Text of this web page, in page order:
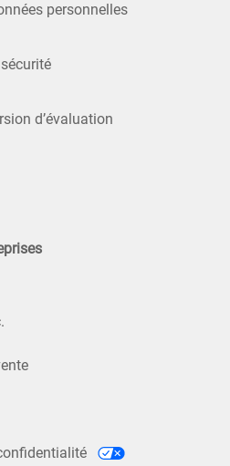
personnelles
d’évaluation